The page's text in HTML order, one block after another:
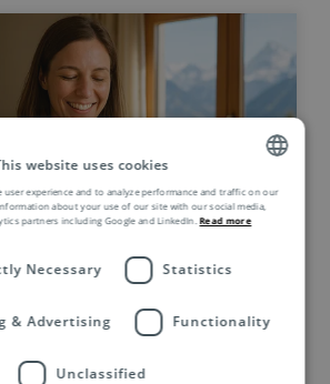
电商无忧发货：如何
付（DDP）服务让
零售商而言，处理清关和进口
ENGLISH
website uses cookies
user experience and to analyze performance and traffic on our
about your use of our site with our social media,
partners including Google and LinkedIn. Read more
Necessary Statistics
& Advertising Functionality
Unclassified